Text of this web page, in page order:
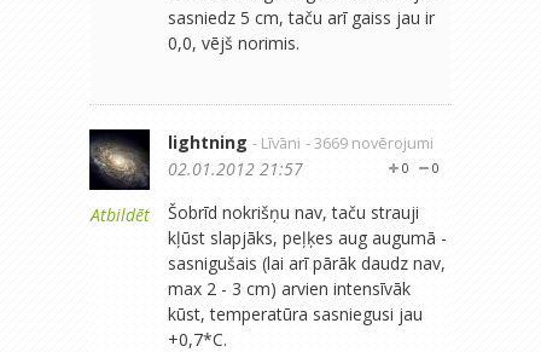
sasniedz 5 cm, taču arī gaiss jau ir
0,0, vējš norimis.
Atbildēt
lightning - Līvāni - 3669 novērojumi
0
0
02.01.2012 21:57
Šobrīd nokrišņu nav, taču strauji
kļūst slapjāks, peļķes aug augumā -
sasnigušais (lai arī pārāk daudz nav,
max 2 - 3 cm) arvien intensīvāk
kūst, temperatūra sasniegusi jau
+0,7*C.